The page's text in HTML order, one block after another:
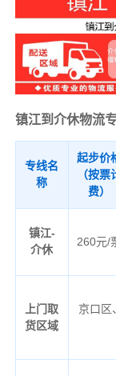
镇江到介休物流
专线名
称
起步价
（按票
费）
镇江-
介休
260元/
上门取
货区域
京口区